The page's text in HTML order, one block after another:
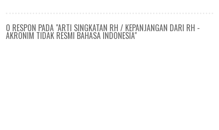
0 RESPON PADA "ARTI SINGKATAN RH / KEPANJANGAN DARI RH -
AKRONIM TIDAK RESMI BAHASA INDONESIA"